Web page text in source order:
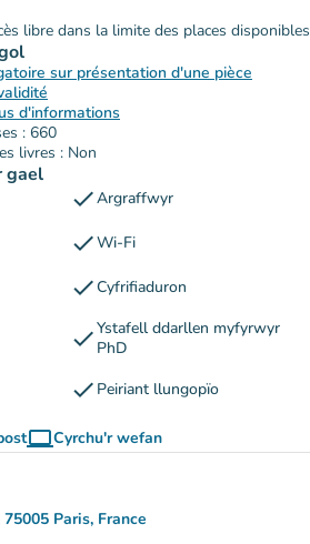
libre dans la limite des places disponibles
sur présentation d'une pièce
d'informations
: 660
livres : Non
gael
checkArgraffwyr
checkWi-Fi
checkCyfrifiaduron
checkYstafell ddarllen myfyrwyr
PhD
check Peiriant llungopïo
computerCyrchu'r wefan
(tab newydd)
Paris, France
yn Google Maps)
newydd)